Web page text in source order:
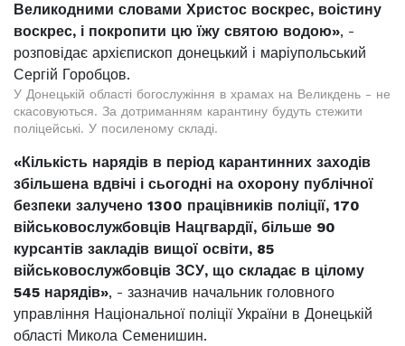
Великодними словами Христос воскрес, воістину
воскрес, і покропити цю їжу святою водою», -
розповідає архієпископ донецький і маріупольський
Сергій Горобцов.
У Донецькій області богослужіння в храмах на Великдень - не
скасовуються. За дотриманням карантину будуть стежити
поліцейські. У посиленому складі.
«Кількість нарядів в період карантинних заходів
збільшена вдвічі і сьогодні на охорону публічної
безпеки залучено 1300 працівників поліції, 170
військовослужбовців Нацгвардії, більше 90
курсантів закладів вищої освіти, 85
військовослужбовців ЗСУ, що складає в цілому
545 нарядів», - зазначив начальник головного
управління Національної поліції України в Донецькій
області Микола Семенишин.